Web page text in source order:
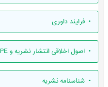
• فرایند داوری
• اصول اخلاقی انتشار نشریه و COPE
• شناسنامه نشریه